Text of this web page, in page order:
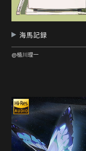
海馬記録
@植川理一